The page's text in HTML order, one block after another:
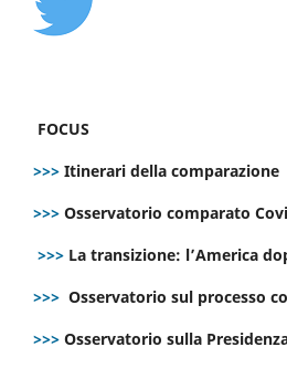
FOCUS
>>> Itinerari della comparazione
>>> Osservatorio comparato
>>> La transizione: l’America
>>> Osservatorio sul processo
>>> Osservatorio sulla